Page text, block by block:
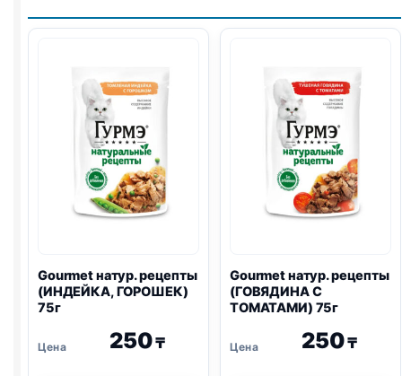
Gourmet натур. рецепты
(ИНДЕЙКА, ГОРОШЕК)
75г
250₸
Gourmet натур. рецепты
(ГОВЯДИНА С
ТОМАТАМИ) 75г
250₸